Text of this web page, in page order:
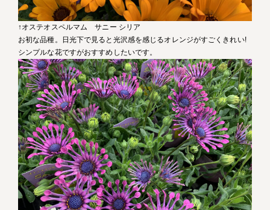
↑オステオスペルマム サニー シリア
お初な品種。日光下で見ると光沢感を感じるオレンジがすごくきれい!
シンプルな花ですがおすすめしたいです。